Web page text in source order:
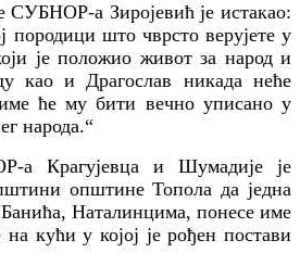
СУБНОР-а Зиројевић је истакао:
што чврсто верујете у
је положио живот за народ и
као и Драгослав никада неће
ће му бити вечно уписано у
народа.“
а Крагујевца и Шумадије је
општине Топола да једна
Наталинцима, понесе име
кући у којој је рођен постави